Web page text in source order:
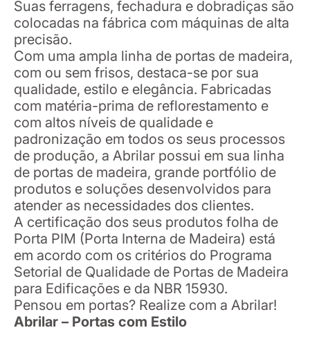
Suas ferragens, fechadura e dobradiças são
colocadas na fábrica com máquinas de alta
precisão.
Com uma ampla linha de portas de madeira,
com ou sem frisos, destaca-se por sua
qualidade, estilo e elegância. Fabricadas
com matéria-prima de reflorestamento e
com altos níveis de qualidade e
padronização em todos os seus processos
de produção, a Abrilar possui em sua linha
de portas de madeira, grande portfólio de
produtos e soluções desenvolvidos para
atender as necessidades dos clientes.
A certificação dos seus produtos folha de
Porta PIM (Porta Interna de Madeira) está
em acordo com os critérios do Programa
Setorial de Qualidade de Portas de Madeira
para Edificações e da NBR 15930.
Pensou em portas? Realize com a Abrilar!
Abrilar – Portas com Estilo